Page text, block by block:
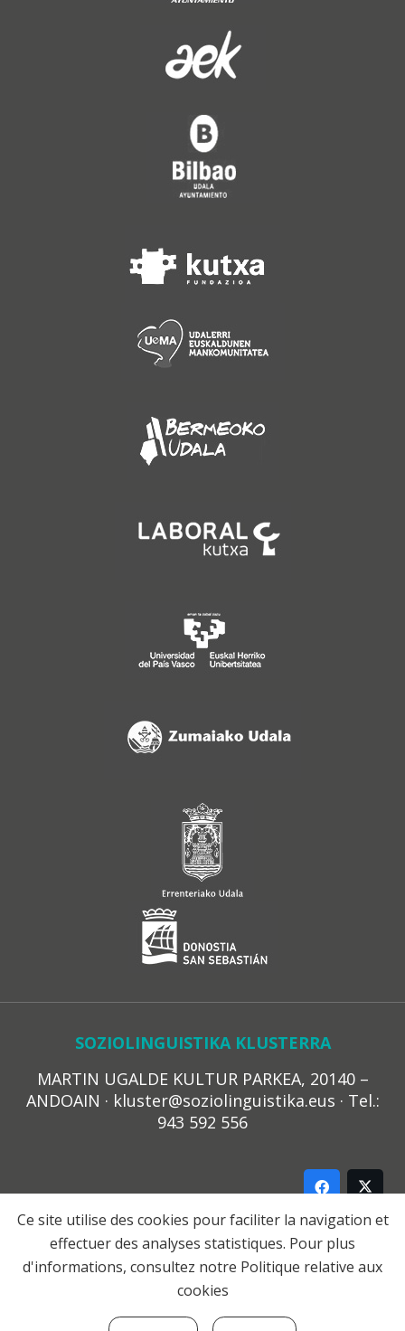
SOZIOLINGUISTIKA KLUSTERRA
MARTIN UGALDE KULTUR PARKEA, 20140 –
ANDOAIN · kluster@soziolinguistika.eus · Tel.:
943 592 556
LEGE OHARRA
PRIBATUTASUN POLITIKA
COOKIE-EN POLITIKA
Ce site utilise des cookies pour faciliter la navigation et
effectuer des analyses statistiques. Pour plus
d'informations, consultez notre Politique relative aux
cookies